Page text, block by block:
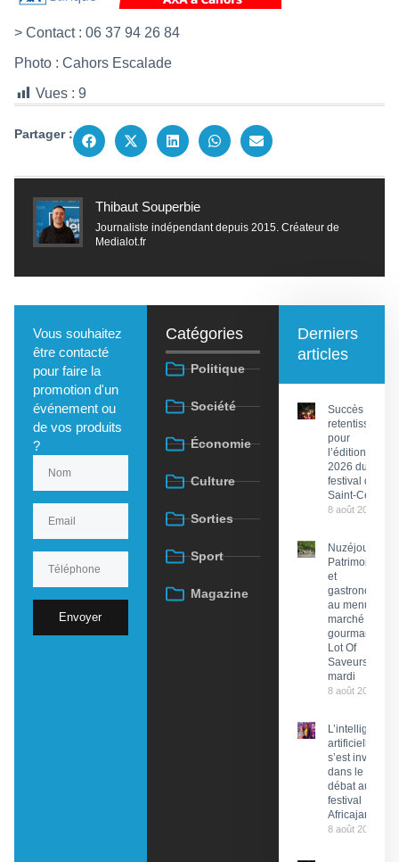
> Contact : 06 37 94 26 84
Photo : Cahors Escalade
Vues : 9
Partager :
Thibaut Souperbie
Journaliste indépendant depuis 2015. Créateur de
Medialot.fr
Vous souhaitez
être contacté
pour faire la
promotion d'un
événement ou
de vos produits
?
Envoyer
Catégories
Politique
Société
Économie
Culture
Sorties
Sport
Magazine
Derniers
articles
Succès
retentissant
pour
l’édition
2026 du
festival de
Saint-Céré
8 août 2026
Nuzéjouls :
Patrimoine
et
gastronomie
au menu du
marché
gourmand
Lot Of
Saveurs ce
mardi
8 août 2026
L’intelligence
artificielle
s’est invitée
dans le
débat au
festival
Africajarc
8 août 2026